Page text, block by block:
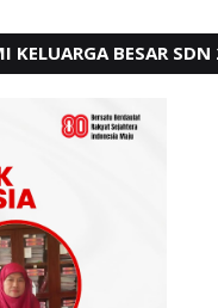
KELUARGA BESAR